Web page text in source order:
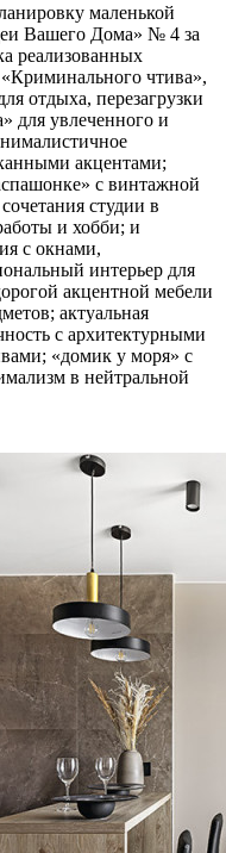
маленькой
Вашего Дома» № 4 за
реализованных
чтива»,
отдыха, перезагрузки
для увлеченного и
акцентами;
с винтажной
студии в
и хобби; и
с окнами,
интерьер для
акцентной мебели
актуальная
с архитектурными
«домик у моря» с
в нейтральной